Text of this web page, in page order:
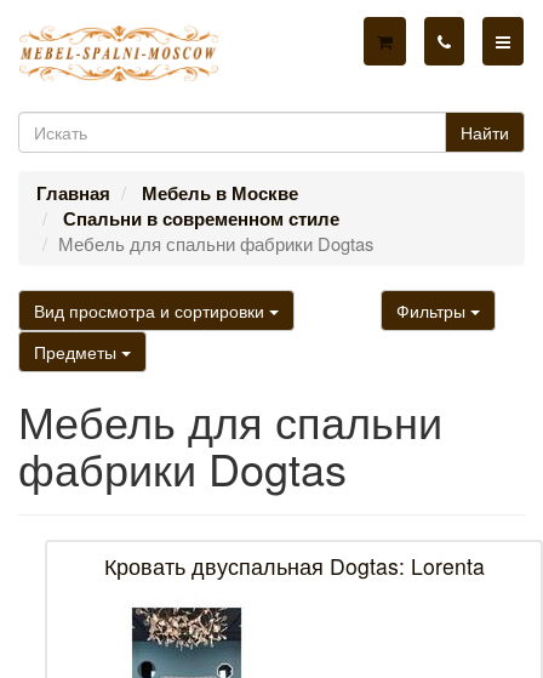
Найти
Главная
Мебель в Москве
Спальни в современном стиле
Мебель для спальни фабрики Dogtas
Вид просмотра и сортировки
Фильтры
Предметы
Мебель для спальни
фабрики Dogtas
Кровать двуспальная Dogtas: Lorenta